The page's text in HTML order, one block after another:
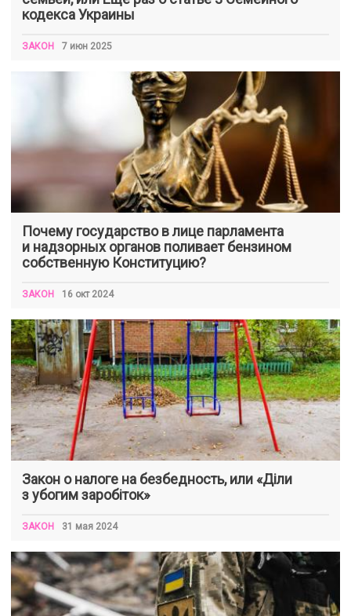
кодекса Украины
ЗАКОН 7 июн 2025
Почему государство в лице парламента
и надзорных органов поливает бензином
собственную Конституцию?
ЗАКОН 16 окт 2024
Закон о налоге на безбедность, или «Діли
з убогим заробіток»
ЗАКОН 31 мая 2024